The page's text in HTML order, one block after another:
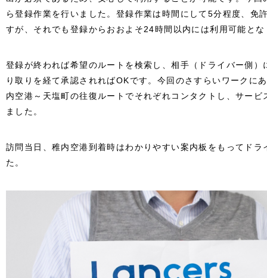
ら登録作業を行いました。登録作業は時間にして5分程度、免
すが、それでも登録からおおよそ24時間以内には利用可能と
登録が終われば希望のルートを検索し、相手（ドライバー側
り取りを経て承認されればOKです。今回のさすらいワークに
内空港～天塩町の往復ルートでそれぞれコンタクトし、サー
ました。
訪問当日、稚内空港到着時はわかりやすい案内板をもってド
た。